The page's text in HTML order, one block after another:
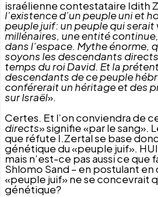
israélienne contestataire Idith
l’existence d’un peuple uni et
peuple juif: un peuple qui serait
millénaires, une entité
dans l’espace. Mythe énorme,
soyons les descendants
temps du roi David. Et la
descendants de ce peuple
conférerait un héritage et des
sur Israël».
Certes. Et l’on conviendra de
directs» signifie «par le sang».
que réfute I.Zertal se base
génétique du «peuple juif».
mais n’est-ce pas aussi ce que
Shlomo Sand – en postulant en
«peuple juif» ne se concevrait
génétique?